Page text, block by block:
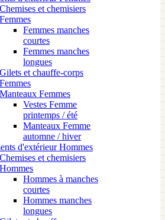
Chemises et chemisiers
Femmes
Femmes manches
courtes
Femmes manches
longues
Gilets et chauffe-corps
Femmes
Manteaux Femmes
Vestes Femme
printemps / été
Manteaux Femme
automne / hiver
d'extérieur Hommes
Chemises et chemisiers
Hommes
Hommes à manches
courtes
Hommes manches
longues